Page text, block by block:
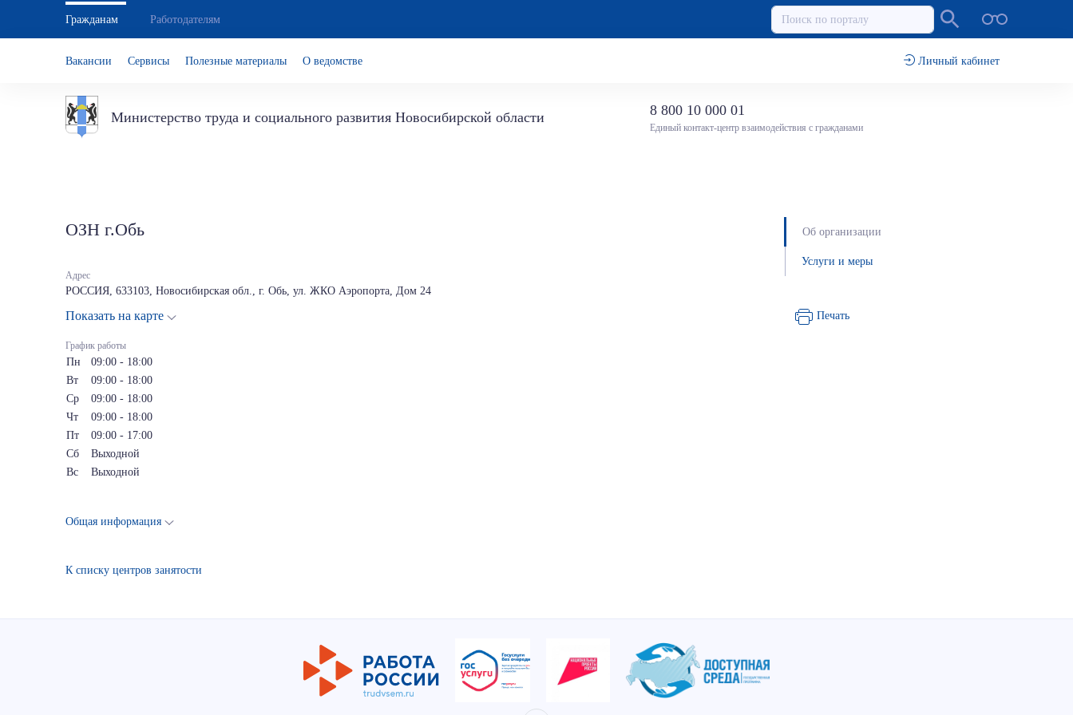
Гражданам Работодателям
Вакансии Сервисы Полезные материалы О ведомстве Личный кабинет
Министерство труда и социального развития Новосибирской области 8 800 10 000 01
Единый контакт-центр взаимодействия с гражданами
ОЗН г.Обь
Адрес
РОССИЯ, 633103, Новосибирская обл., г. Обь, ул. ЖКО Аэропорта, Дом 24
Показать на карте
График работы
Пн
09:00 - 18:00
Вт
09:00 - 18:00
Ср
09:00 - 18:00
Чт
09:00 - 18:00
Пт
09:00 - 17:00
Сб
Выходной
Вс
Выходной
Общая информация
К списку центров занятости
Об организации
Услуги и меры
Печать